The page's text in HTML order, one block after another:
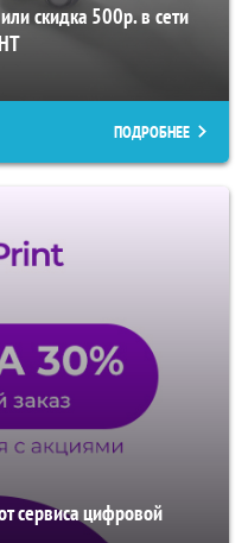
скидка 500р. в сети
ПОДРОБНЕЕ
сервиса цифровой